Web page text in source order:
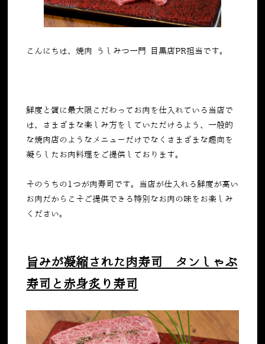
こんにちは、焼肉 うしみつ一門 目黒店PR担当です。
鮮度と質に最大限こだわってお肉を仕入れている当店で
は、さまざまな楽しみ方をしていただけるよう、一般的
な焼肉店のようなメニューだけでなくさまざまな趣向を
凝らしたお肉料理をご提供しております。
そのうちの1つが肉寿司です。当店が仕入れる鮮度が高い
お肉だからこそご提供できる特別なお肉の味をお楽しみ
ください。
旨みが凝縮された肉寿司 タンしゃぶ
寿司と赤身炙り寿司